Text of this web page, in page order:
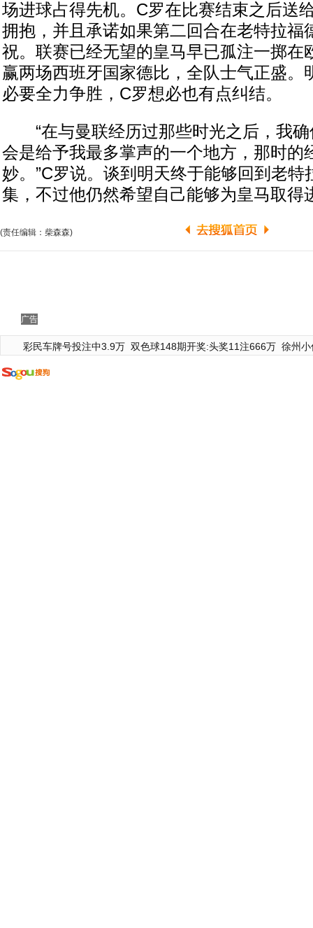
场进球占得先机。C罗在比赛结束之后送
拥抱，并且承诺如果第二回合在老特拉福
祝。联赛已经无望的皇马早已孤注一掷在
赢两场西班牙国家德比，全队士气正盛。
必要全力争胜，C罗想必也有点纠结。
“在与曼联经历过那些时光之后，我确
会是给予我最多掌声的一个地方，那时的
妙。”C罗说。谈到明天终于能够回到老特
集，不过他仍然希望自己能够为皇马取得
(责任编辑：柴森森)
广告
彩民车牌号投注中3.9万 双色球148期开奖:头奖11注666万 徐州